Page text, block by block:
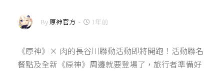
By原神官方 - 1年前
《原神》× 肉的長谷川聯動活動即將開跑！活動聯名
餐點及全新《原神》周邊就要登場了，旅行者準備好